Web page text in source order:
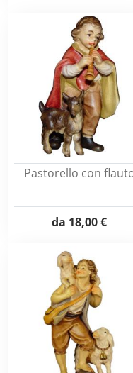
Pastorello con
da 18,00 €